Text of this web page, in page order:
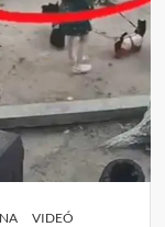
VIDEÓ